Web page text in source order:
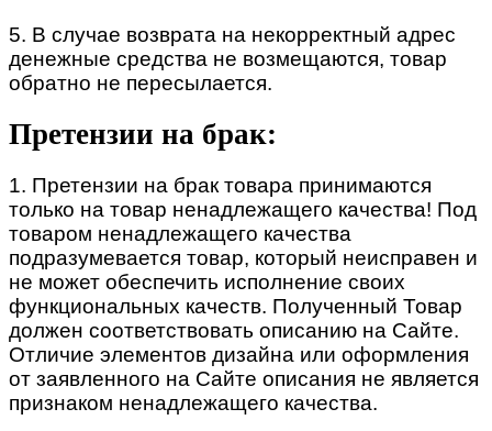
5. В случае возврата на некорректный адрес
денежные средства не возмещаются, товар
обратно не пересылается.
Претензии на брак:
1. Претензии на брак товара принимаются
только на товар ненадлежащего качества! Под
товаром ненадлежащего качества
подразумевается товар, который неисправен и
не может обеспечить исполнение своих
функциональных качеств. Полученный Товар
должен соответствовать описанию на Сайте.
Отличие элементов дизайна или оформления
от заявленного на Сайте описания не является
признаком ненадлежащего качества.